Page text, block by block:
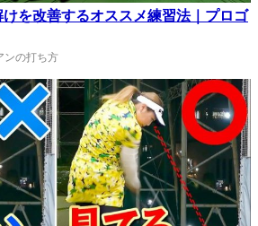
を改善するオススメ練習法｜プロゴ
ンの打ち方